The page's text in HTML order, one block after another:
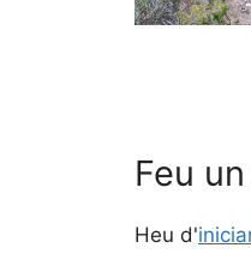
Feu
Heu d'